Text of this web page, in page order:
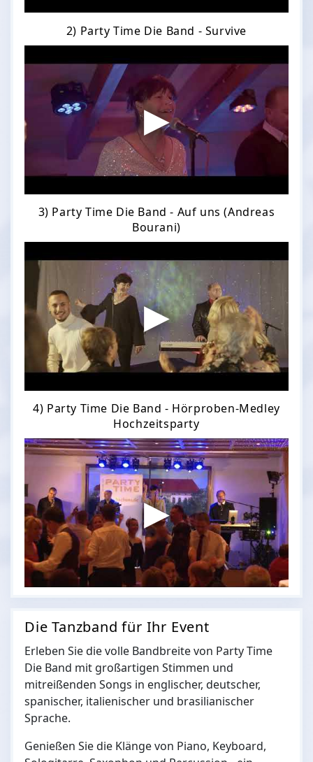
2) Party Time Die Band - Survive
3) Party Time Die Band - Auf uns (Andreas
Bourani)
4) Party Time Die Band - Hörproben-Medley
Hochzeitsparty
Die Tanzband für Ihr Event
Erleben Sie die volle Bandbreite von Party Time
Die Band mit großartigen Stimmen und
mitreißenden Songs in englischer, deutscher,
spanischer, italienischer und brasilianischer
Sprache.
Genießen Sie die Klänge von Piano, Keyboard,